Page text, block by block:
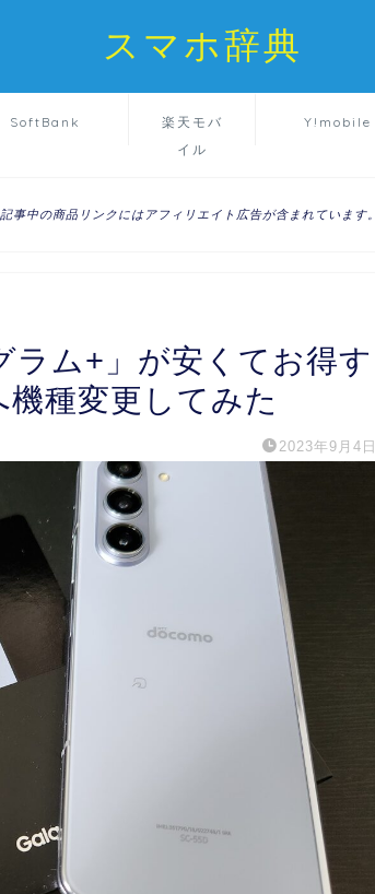
スマホ辞典
SoftBank
楽天モバ
イル
Y!mobile
中の商品リンクにはアフィリエイト広告が含まれています。
ラム+」が安くてお得す
種変更してみた
2023年9月4日